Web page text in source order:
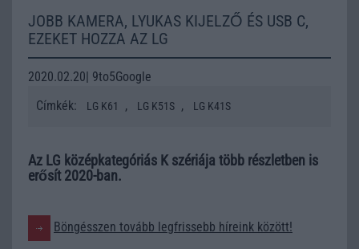
JOBB KAMERA, LYUKAS KIJELZŐ ÉS USB C,
EZEKET HOZZA AZ LG
2020.02.20| 9to5Google
Címkék:
LG K61 , LG K51S , LG K41S
Az LG középkategóriás K szériája több részletben is
erősít 2020-ban.
Böngésszen tovább legfrissebb híreink között!